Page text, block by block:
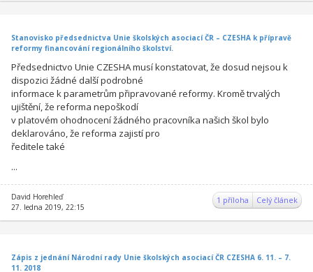
Stanovisko předsednictva Unie školských asociací ČR – CZESHA k přípravě
reformy financování regionálního školství.
Předsednictvo Unie CZESHA musí konstatovat, že dosud nejsou k
dispozici žádné další podrobné
informace k parametrům připravované reformy. Kromě trvalých
ujištění, že reforma nepoškodí
v platovém ohodnocení žádného pracovníka našich škol bylo
deklarováno, že reforma zajistí pro
ředitele také
...
David Horehleď
27. ledna 2019, 22:15
1 příloha Celý článek
Zápis z jednání Národní rady Unie školských asociací ČR CZESHA 6. 11. – 7.
11. 2018